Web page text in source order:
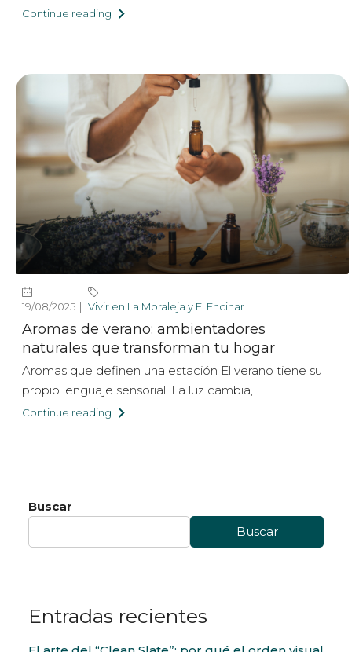
Continue reading
19/08/2025 Vivir en La Moraleja y El Encinar
Aromas de verano: ambientadores
naturales que transforman tu hogar
Aromas que definen una estación El verano tiene su
propio lenguaje sensorial. La luz cambia,...
Continue reading
Buscar
Buscar
Entradas recientes